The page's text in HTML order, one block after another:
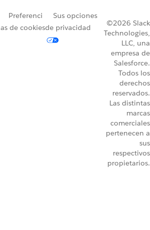
Preferenci
as de cookies
Sus opciones
de privacidad
©2026 Slack
Technologies,
LLC, una
empresa de
Salesforce.
Todos los
derechos
reservados.
Las distintas
marcas
comerciales
pertenecen a
sus
respectivos
propietarios.